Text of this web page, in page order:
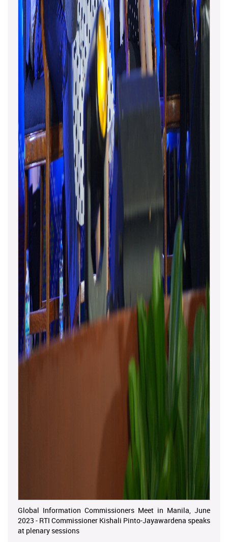
Global Information Commissioners Meet in Manila, June
2023 - RTI Commissioner Kishali Pinto-Jayawardena speaks
at plenary sessions